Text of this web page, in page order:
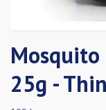
Mosquito
25g - Thin